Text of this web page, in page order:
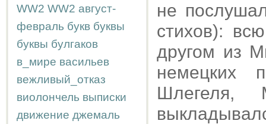
WW2 WW2 август-
февраль букв буквы
буквы булгаков
в_мире васильев
вежливый_отказ
виолончель выписки
движение джемаль
не
стихов):
другом из
немецких